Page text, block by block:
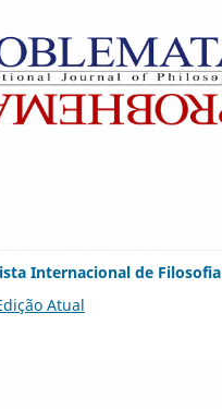
Internacional de Filosofia
Atual